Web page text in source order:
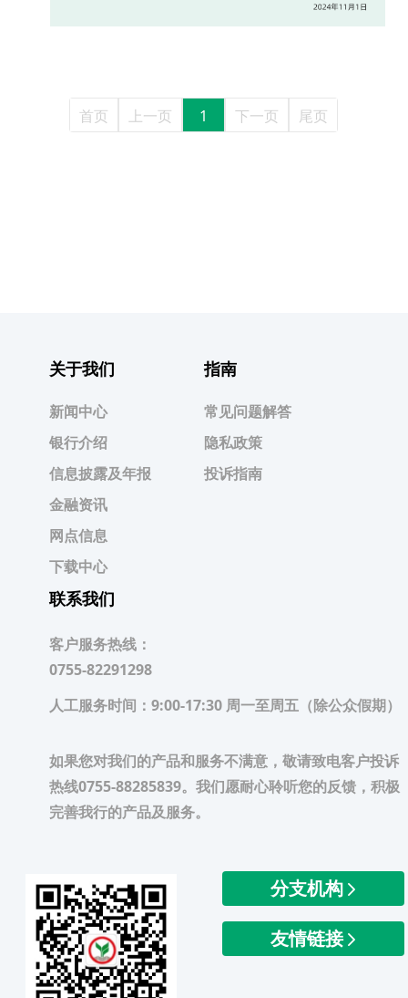
首页 上一页 1 下一页 尾页
关于我们
新闻中心
银行介绍
信息披露及年报
金融资讯
网点信息
下载中心
指南
常见问题解答
隐私政策
投诉指南
联系我们
客户服务热线：
0755-82291298
人工服务时间：9:00-17:30 周一至周五（除公众假期）
如果您对我们的产品和服务不满意，敬请致电客户投诉
热线0755-88285839。我们愿耐心聆听您的反馈，积极
完善我行的产品及服务。
分支机构
友情链接